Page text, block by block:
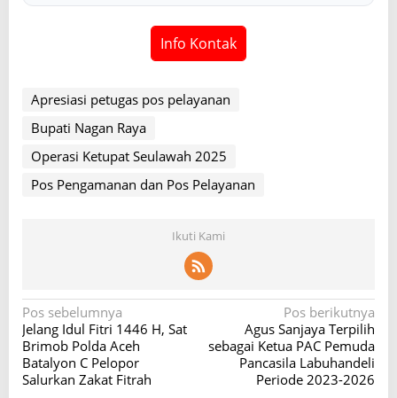
Info Kontak
Apresiasi petugas pos pelayanan
Bupati Nagan Raya
Operasi Ketupat Seulawah 2025
Pos Pengamanan dan Pos Pelayanan
Ikuti Kami
N
a
v
i
Pos sebelumnya
Jelang Idul Fitri 1446 H, Sat
Brimob Polda Aceh
Batalyon C Pelopor
Salurkan Zakat Fitrah
Pos berikutnya
Agus Sanjaya Terpilih
sebagai Ketua PAC Pemuda
Pancasila Labuhandeli
Periode 2023-2026